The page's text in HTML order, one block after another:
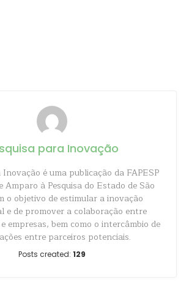
para Inovação
Inovação é uma publicação da FAPESP
Amparo à Pesquisa do Estado de São
o objetivo de estimular a inovação
e de promover a colaboração entre
empresas, bem como o intercâmbio de
entre parceiros potenciais.
Posts created: 129